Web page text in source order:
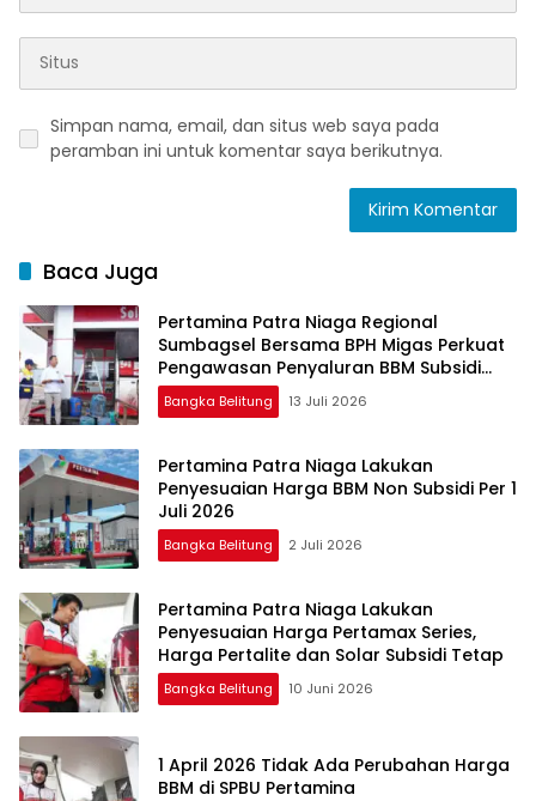
Simpan nama, email, dan situs web saya pada
peramban ini untuk komentar saya berikutnya.
Baca Juga
Pertamina Patra Niaga Regional
Sumbagsel Bersama BPH Migas Perkuat
Pengawasan Penyaluran BBM Subsidi
bagi Nelayan melalui Aplikasi XSTAR
Bangka Belitung 13 Juli 2026
Pertamina Patra Niaga Lakukan
Penyesuaian Harga BBM Non Subsidi Per 1
Juli 2026
Bangka Belitung 2 Juli 2026
Pertamina Patra Niaga Lakukan
Penyesuaian Harga Pertamax Series,
Harga Pertalite dan Solar Subsidi Tetap
Bangka Belitung 10 Juni 2026
1 April 2026 Tidak Ada Perubahan Harga
BBM di SPBU Pertamina